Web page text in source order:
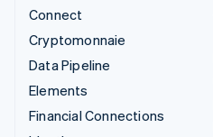
Connect
Cryptomonnaie
Data Pipeline
Elements
Financial Connections